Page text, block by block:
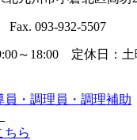
Fax. 093-932-5507
～18:00 定休日：土
・調理員・調理補助
ちら